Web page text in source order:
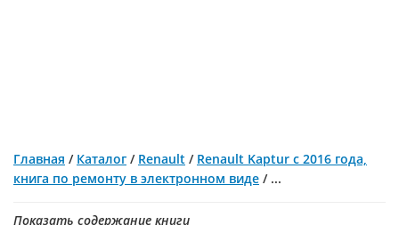
Главная / Каталог / Renault / Renault Kaptur с 2016 года,
книга по ремонту в электронном виде / ...
Показать содержание книги